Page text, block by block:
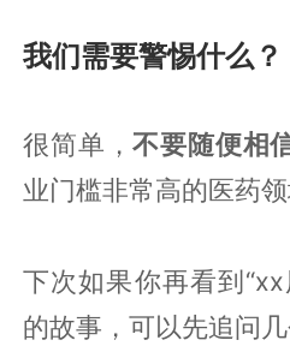
我们需要警惕什么？
很简单，不要随便相
业门槛非常高的医药领
下次如果你再看到
的故事，可以先追问几